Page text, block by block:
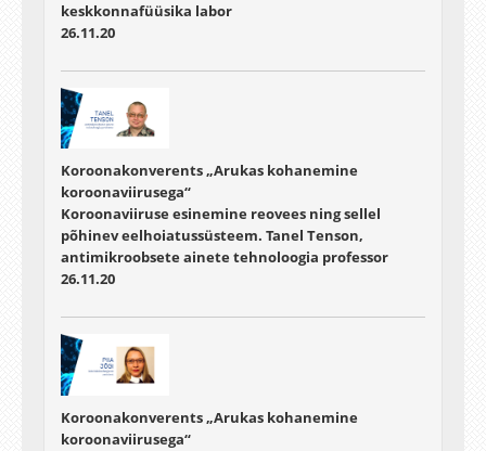
keskkonnafüüsika labor
26.11.20
Koroonakonverents „Arukas kohanemine
koroonaviirusega“
Koroonaviiruse esinemine reovees ning sellel
põhinev eelhoiatussüsteem. Tanel Tenson,
antimikroobsete ainete tehnoloogia professor
26.11.20
Koroonakonverents „Arukas kohanemine
koroonaviirusega“